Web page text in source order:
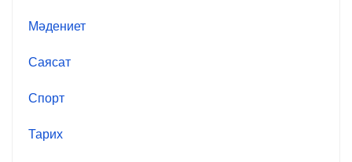
Мәдениет
Саясат
Спорт
Тарих